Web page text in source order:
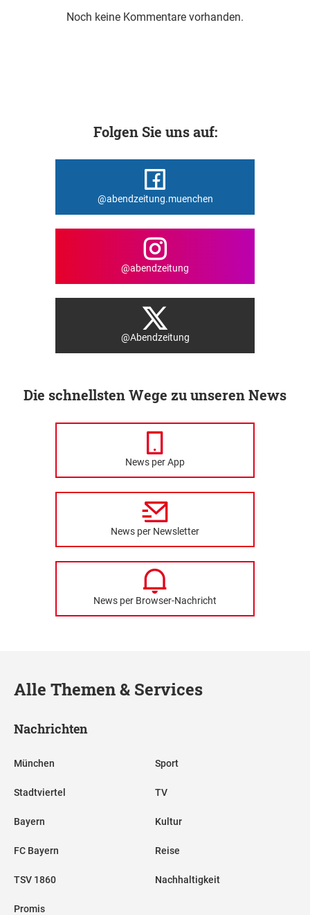
Noch keine Kommentare vorhanden.
Folgen Sie uns auf:
@abendzeitung.muenchen
@abendzeitung
@Abendzeitung
Die schnellsten Wege zu unseren News
News per App
News per Newsletter
News per Browser-Nachricht
Alle Themen & Services
Nachrichten
München
Stadtviertel
Bayern
FC Bayern
TSV 1860
Promis
Sport
TV
Kultur
Reise
Nachhaltigkeit